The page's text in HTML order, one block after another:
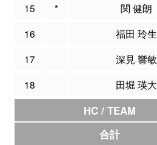
15
* 関 健朗
16
福田 玲生
17
深見 響敏
18
田堀 瑛大
HC / TEAM
合計